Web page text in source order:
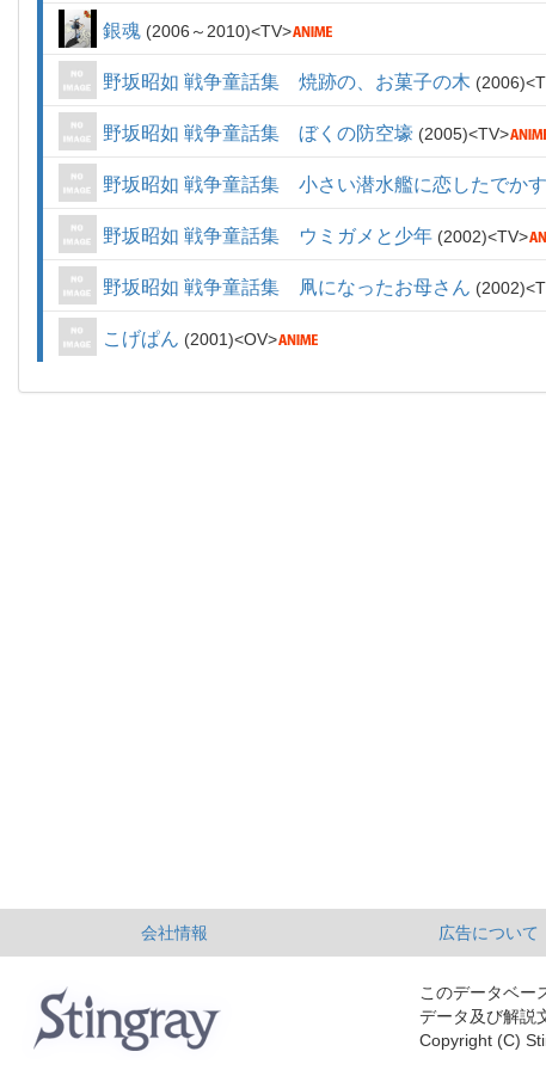
銀魂 2006～2010 TV
野坂昭如 戦争童話集 焼跡の、お菓子の木 2006
野坂昭如 戦争童話集 ぼくの防空壕 2005 TV
野坂昭如 戦争童話集 小さい潜水艦に恋したでか
野坂昭如 戦争童話集 ウミガメと少年 2002 TV
野坂昭如 戦争童話集 凧になったお母さん 2002
こげぱん 2001 OV
会社情報 広告について
このデータベー
データ及び解説
Copyright (C)